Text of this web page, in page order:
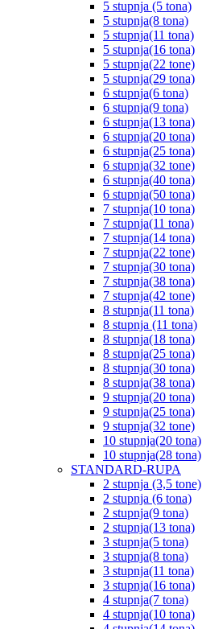
5 stupnja (5 tona)
5 stupnja(8 tona)
5 stupnja(11 tona)
5 stupnja(16 tona)
5 stupnja(22 tone)
5 stupnja(29 tona)
6 stupnja(6 tona)
6 stupnja(9 tona)
6 stupnja(13 tona)
6 stupnja(20 tona)
6 stupnja(25 tona)
6 stupnja(32 tone)
6 stupnja(40 tona)
6 stupnja(50 tona)
7 stupnja(10 tona)
7 stupnja(11 tona)
7 stupnja(14 tona)
7 stupnja(22 tone)
7 stupnja(30 tona)
7 stupnja(38 tona)
7 stupnja(42 tone)
8 stupnja(11 tona)
8 stupnja (11 tona)
8 stupnja(18 tona)
8 stupnja(25 tona)
8 stupnja(30 tona)
8 stupnja(38 tona)
9 stupnja(20 tona)
9 stupnja(25 tona)
9 stupnja(32 tone)
10 stupnja(20 tona)
10 stupnja(28 tona)
STANDARD-RUPA
2 stupnja (3,5 tone)
2 stupnja (6 tona)
2 stupnja(9 tona)
2 stupnja(13 tona)
3 stupnja(5 tona)
3 stupnja(8 tona)
3 stupnja(11 tona)
3 stupnja(16 tona)
4 stupnja(7 tona)
4 stupnja(10 tona)